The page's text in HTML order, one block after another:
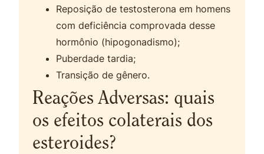
Reposição de testosterona em homens
com deficiência comprovada desse
hormônio (hipogonadismo);
Puberdade tardia;
Transição de gênero.
Reações Adversas: quais
os efeitos colaterais dos
esteroides?